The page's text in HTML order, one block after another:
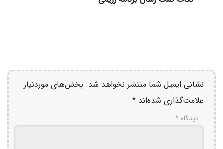
نشانی ایمیل شما منتشر نخواهد شد. بخش‌های موردنیاز
علامت‌گذاری شده‌اند *
دیدگاه *